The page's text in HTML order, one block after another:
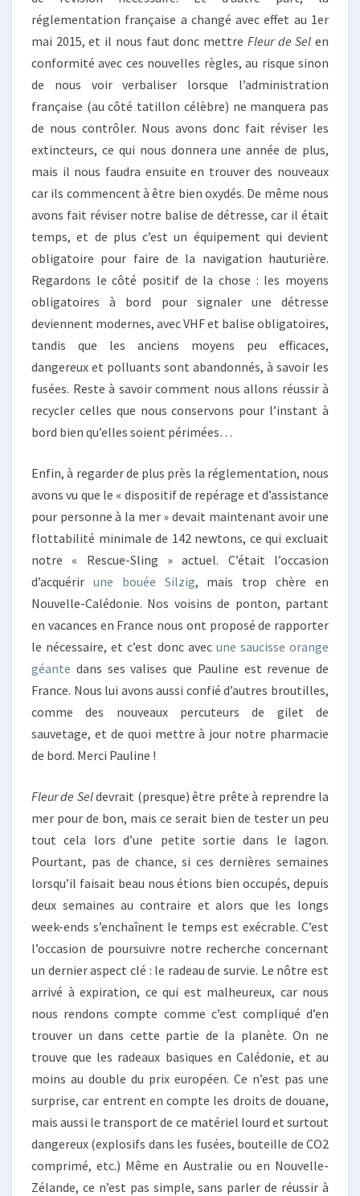
réglementation française a changé avec effet au 1er
mai 2015, et il nous faut donc mettre Fleur de Sel en
conformité avec ces nouvelles règles, au risque sinon
de nous voir verbaliser lorsque l’administration
française (au côté tatillon célèbre) ne manquera pas
de nous contrôler. Nous avons donc fait réviser les
extincteurs, ce qui nous donnera une année de plus,
mais il nous faudra ensuite en trouver des nouveaux
car ils commencent à être bien oxydés. De même nous
avons fait réviser notre balise de détresse, car il était
temps, et de plus c’est un équipement qui devient
obligatoire pour faire de la navigation hauturière.
Regardons le côté positif de la chose : les moyens
obligatoires à bord pour signaler une détresse
deviennent modernes, avec VHF et balise obligatoires,
tandis que les anciens moyens peu efficaces,
dangereux et polluants sont abandonnés, à savoir les
fusées. Reste à savoir comment nous allons réussir à
recycler celles que nous conservons pour l’instant à
bord bien qu’elles soient périmées…
Enfin, à regarder de plus près la réglementation, nous
avons vu que le « dispositif de repérage et d’assistance
pour personne à la mer » devait maintenant avoir une
flottabilité minimale de 142 newtons, ce qui excluait
notre « Rescue-Sling » actuel. C’était l’occasion
d’acquérir une bouée Silzig, mais trop chère en
Nouvelle-Calédonie. Nos voisins de ponton, partant
en vacances en France nous ont proposé de rapporter
le nécessaire, et c’est donc avec une saucisse orange
géante dans ses valises que Pauline est revenue de
France. Nous lui avons aussi confié d’autres broutilles,
comme des nouveaux percuteurs de gilet de
sauvetage, et de quoi mettre à jour notre pharmacie
de bord. Merci Pauline !
Fleur de Seldevrait (presque) être prête à reprendre la
mer pour de bon, mais ce serait bien de tester un peu
tout cela lors d’une petite sortie dans le lagon.
Pourtant, pas de chance, si ces dernières semaines
lorsqu’il faisait beau nous étions bien occupés, depuis
deux semaines au contraire et alors que les longs
week-ends s’enchaînent le temps est exécrable. C’est
l’occasion de poursuivre notre recherche concernant
un dernier aspect clé : le radeau de survie. Le nôtre est
arrivé à expiration, ce qui est malheureux, car nous
nous rendons compte comme c’est compliqué d’en
trouver un dans cette partie de la planète. On ne
trouve que les radeaux basiques en Calédonie, et au
moins au double du prix européen. Ce n’est pas une
surprise, car entrent en compte les droits de douane,
mais aussi le transport de ce matériel lourd et surtout
dangereux (explosifs dans les fusées, bouteille de CO2
comprimé, etc.) Même en Australie ou en Nouvelle-
Zélande, ce n’est pas simple, sans parler de réussir à